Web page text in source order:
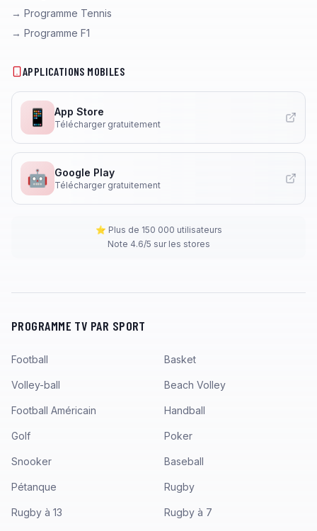
→ Programme Tennis
→ Programme F1
APPLICATIONS MOBILES
📱 App Store
Télécharger gratuitement
🤖 Google Play
Télécharger gratuitement
⭐ Plus de 150 000 utilisateurs
Note 4.6/5 sur les stores
PROGRAMME TV PAR SPORT
Football Basket
Volley-ball Beach Volley
Football Américain Handball
Golf Poker
Snooker Baseball
Pétanque Rugby
Rugby à 13 Rugby à 7